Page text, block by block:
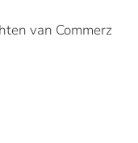
van Commerz